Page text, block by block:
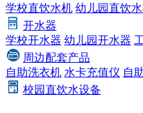
学校直饮水机 幼儿园直饮
开水器
学校开水器 幼儿园开水器
周边配套产品
自助洗衣机 水卡充值仪 自
校园直饮水设备